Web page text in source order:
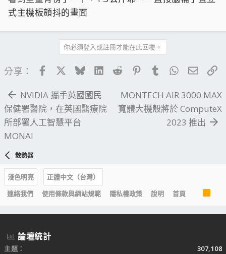
式主機板顫抖的畫面
你必須登入或註冊才能在此回覆。
分享： FacebookBlueskyLinkedIn
Reddit PinterestTumblrWhatsApp
電子
NVIDIA 攜手英國國民
保健署醫院，在英國醫療院
所部署人工智慧平台
MONAI
MONTECH AIR 3000 MAX
寬體大機殼將於 ComputeX
2023 推出
散熱器
淺色明亮
正體中文（台灣）
連絡我們
使用條款與網站規範 隱私權政策 說明 首頁
R
S
S
論壇統計
主題
307,108